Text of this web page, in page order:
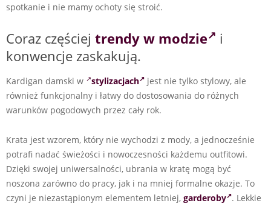
spotkanie i nie mamy ochoty się stroić.
Coraz częściej trendy w modzie
i
konwencje zaskakują.
Kardigan damski w stylizacjach
jest nie tylko stylowy, ale
również funkcjonalny i łatwy do dostosowania do różnych
warunków pogodowych przez cały rok.
Krata jest wzorem, który nie wychodzi z mody, a jednocześnie
potrafi nadać świeżości i nowoczesności każdemu outfitowi.
Dzięki swojej uniwersalności, ubrania w kratę mogą być
noszona zarówno do pracy, jak i na mniej formalne okazje. To
czyni je niezastąpionym elementem letniej, garderoby . Lekkie